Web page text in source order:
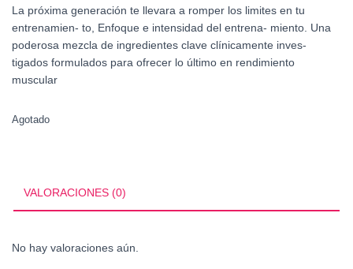
La próxima generación te llevara a romper los limites en tu
entrenamien- to, Enfoque e intensidad del entrena- miento. Una
poderosa mezcla de ingredientes clave clínicamente inves-
tigados formulados para ofrecer lo último en rendimiento
muscular
Agotado
VALORACIONES (0)
No hay valoraciones aún.